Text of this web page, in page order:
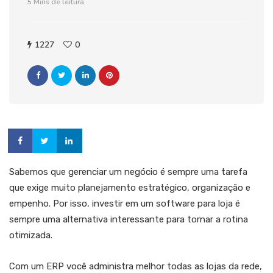
5 Mins de leitura
1227 0
Sabemos que gerenciar um negócio é sempre uma tarefa
que exige muito planejamento estratégico, organização e
empenho. Por isso, investir em um software para loja é
sempre uma alternativa interessante para tornar a rotina
otimizada.
Com um ERP você administra melhor todas as lojas da rede,